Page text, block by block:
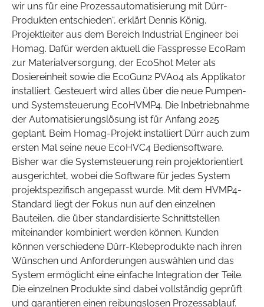
wir uns für eine Prozessautomatisierung mit Dürr-
Produkten entschieden“, erklärt Dennis König,
Projektleiter aus dem Bereich Industrial Engineer bei
Homag. Dafür werden aktuell die Fasspresse EcoRam
zur Materialversorgung, der EcoShot Meter als
Dosiereinheit sowie die EcoGun2 PVA04 als Applikator
installiert. Gesteuert wird alles über die neue Pumpen-
und Systemsteuerung EcoHVMP4. Die Inbetriebnahme
der Automatisierungslösung ist für Anfang 2025
geplant. Beim Homag-Projekt installiert Dürr auch zum
ersten Mal seine neue EcoHVC4 Bediensoftware.
Bisher war die Systemsteuerung rein projektorientiert
ausgerichtet, wobei die Software für jedes System
projektspezifisch angepasst wurde. Mit dem HVMP4-
Standard liegt der Fokus nun auf den einzelnen
Bauteilen, die über standardisierte Schnittstellen
miteinander kombiniert werden können. Kunden
können verschiedene Dürr-Klebeprodukte nach ihren
Wünschen und Anforderungen auswählen und das
System ermöglicht eine einfache Integration der Teile.
Die einzelnen Produkte sind dabei vollständig geprüft
und garantieren einen reibungslosen Prozessablauf.